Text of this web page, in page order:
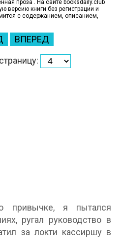
проза . На сайте booksdaily.club
версию книги без регистрации и
с содержанием, описанием,
ВПЕРЕД
привычке, я пытался
ругал руководство в
за локти кассиршу в